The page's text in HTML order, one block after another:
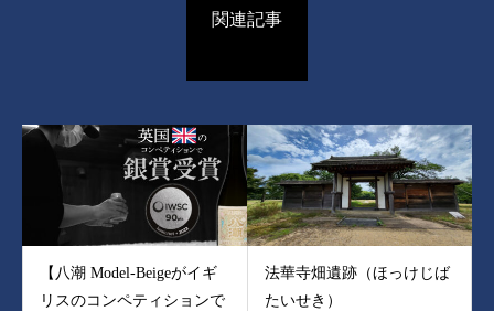
関連記事
【八潮 Model-Beigeがイギ
リスのコンペティションで
法華寺畑遺跡（ほっけじば
たいせき）